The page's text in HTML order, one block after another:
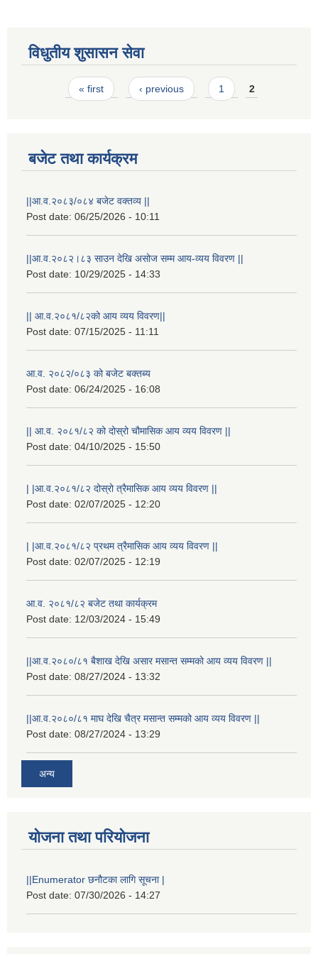
विधुतीय शुसासन सेवा
Pages« first ‹ previous 1 2
बजेट तथा कार्यक्रम
||आ.व.२०८३/०८४ बजेट वक्तव्य ||
Post date: 06/25/2026 - 10:11
||आ.व.२०८२।८३ साउन देखि असोज सम्म आय-व्यय विवरण ||
Post date: 10/29/2025 - 14:33
|| आ.व.२०८१/८२को आय व्यय विवरण||
Post date: 07/15/2025 - 11:11
आ.व. २०८२/०८३ को बजेट बक्तब्य
Post date: 06/24/2025 - 16:08
|| आ.व. २०८१/८२ को दोस्रो चौमासिक आय व्यय विवरण ||
Post date: 04/10/2025 - 15:50
| |आ.व.२०८१/८२ दोस्रो त्रैमासिक आय व्यय विवरण ||
Post date: 02/07/2025 - 12:20
| |आ.व.२०८१/८२ प्रथम त्रैमासिक आय व्यय विवरण ||
Post date: 02/07/2025 - 12:19
आ.व. २०८१/८२ बजेट तथा कार्यक्रम
Post date: 12/03/2024 - 15:49
||आ.व.२०८०/८१ बैशाख देखि असार मसान्त सम्मको आय व्यय विवरण ||
Post date: 08/27/2024 - 13:32
||आ.व.२०८०/८१ माघ देखि चैत्र मसान्त सम्मको आय व्यय विवरण ||
Post date: 08/27/2024 - 13:29
अन्य
योजना तथा परियोजना
||Enumerator छनौटका लागि सूचना |
Post date: 07/30/2026 - 14:27